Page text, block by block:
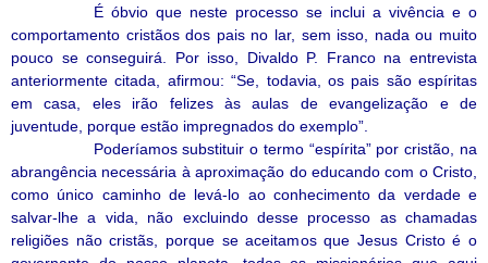
É óbvio que neste processo se inclui a vivência e o
comportamento cristãos dos pais no lar, sem isso, nada ou muito
pouco se conseguirá. Por isso, Divaldo P. Franco na entrevista
anteriormente citada, afirmou: “Se, todavia, os pais são espíritas
em casa, eles irão felizes às aulas de evangelização e de
juventude, porque estão impregnados do exemplo”.
Poderíamos substituir o termo “espírita” por cristão, na
abrangência necessária à aproximação do educando com o Cristo,
como único caminho de levá-lo ao conhecimento da verdade e
salvar-lhe a vida, não excluindo desse processo as chamadas
religiões não cristãs, porque se aceitamos que Jesus Cristo é o